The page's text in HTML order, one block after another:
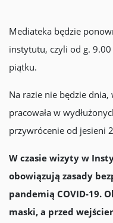
Mediateka będzie
instytutu, czyli od g.
piątku.
Na razie nie będzie
pracowała w
przywrócenie od jesieni
W czasie wizyty w
obowiązują zasady
pandemią COVID-19.
maski, a przed